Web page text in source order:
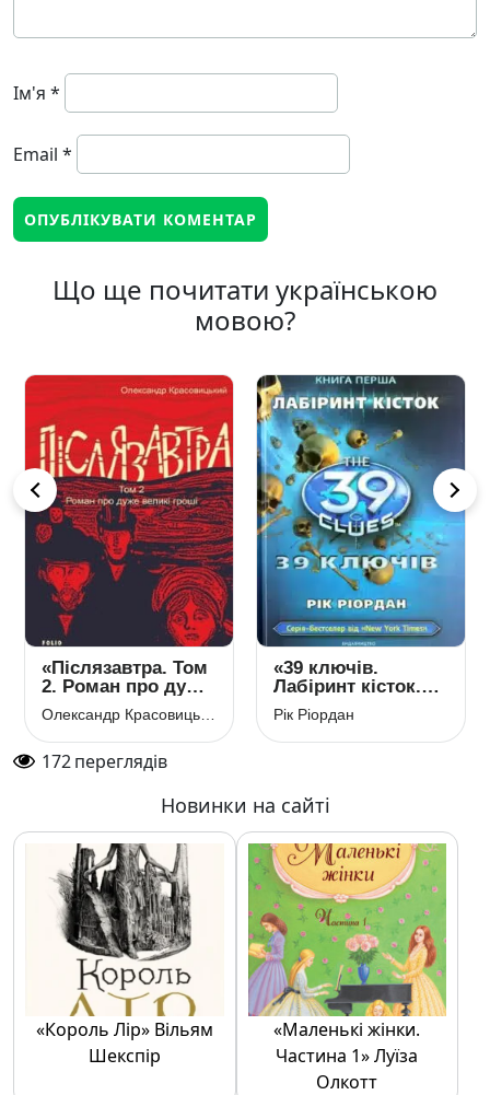
Ім'я *
Email *
Що ще почитати українською
мовою?
«Післязавтра. Том
2. Роман про дуже
великі гроші»,
Олександр
Красовицький
«39 ключів.
Лабіринт кісток.
Книга 1» Рік
Ріордан
Рік Ріордан
172переглядів
Новинки на сайті
«Король Лір» Вільям
Шекспір
«Маленькі жінки.
Частина 1» Луїза
Олкотт